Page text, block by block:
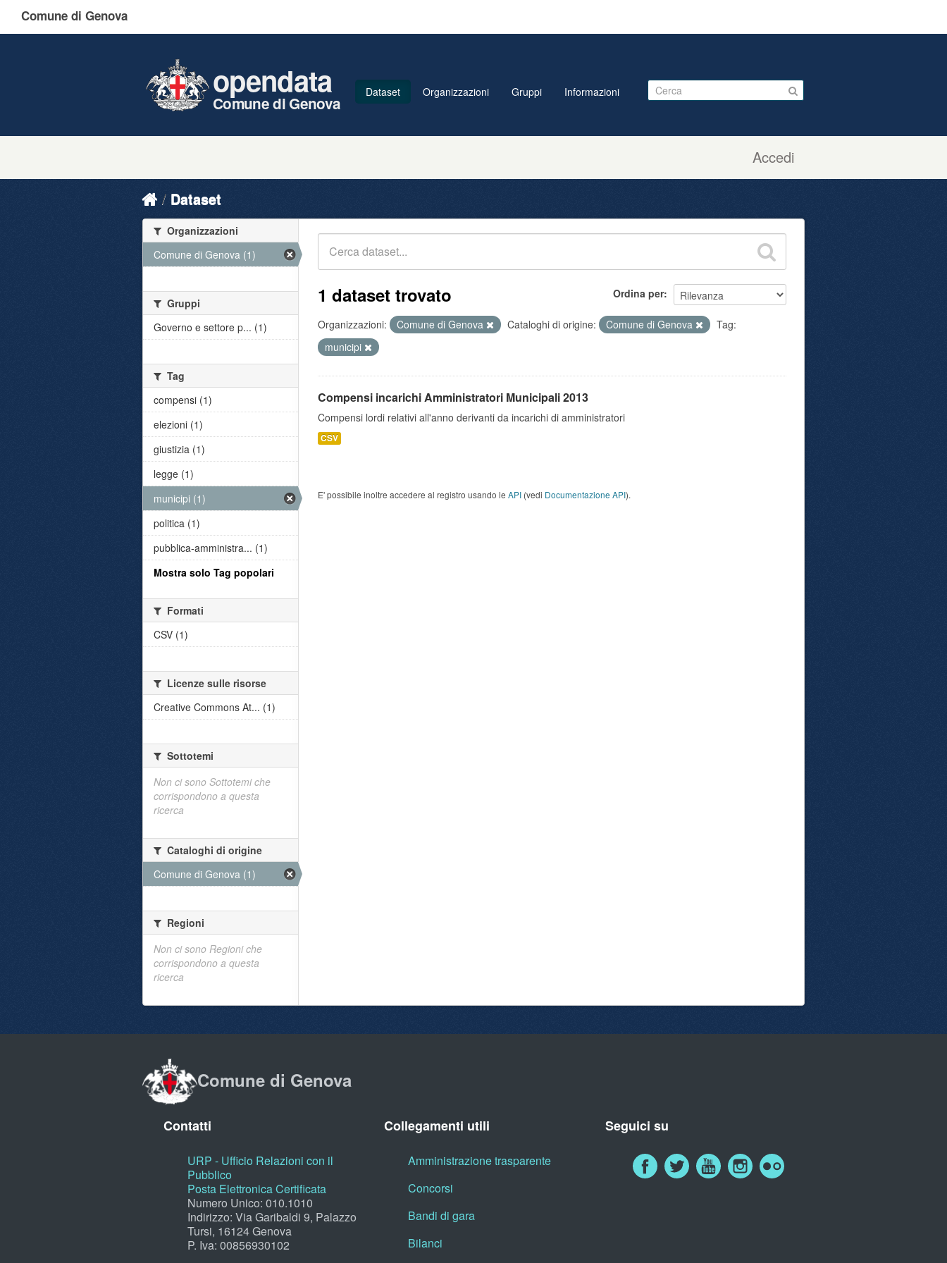
Comune di Genova
Accedi
opendata
Comune di Genova
Dataset Organizzazioni Gruppi Informazioni
Dataset
Ordina per
1 dataset trovato
Organizzazioni: Comune di Genova Cataloghi di origine: Comune di Genova
Tag:
municipi
Compensi incarichi Amministratori Municipali 2013
Compensi lordi relativi all'anno derivanti da incarichi di amministratori
CSV
E' possibile inoltre accedere al registro usando le API (vedi Documentazione API).
Organizzazioni
Comune di Genova (1)
Gruppi
Governo e settore p... (1)
Tag
compensi (1)
elezioni (1)
giustizia (1)
legge (1)
municipi (1)
politica (1)
pubblica-amministra... (1)
Mostra solo Tag popolari
Formati
CSV (1)
Licenze sulle risorse
Creative Commons At... (1)
Sottotemi
Non ci sono Sottotemi che
corrispondono a questa
ricerca
Cataloghi di origine
Comune di Genova (1)
Regioni
Non ci sono Regioni che
corrispondono a questa
ricerca
Comune di Genova
Contatti
URP - Ufficio Relazioni con il
Pubblico
Posta Elettronica Certificata
Numero Unico: 010.1010
Indirizzo: Via Garibaldi 9, Palazzo
Tursi, 16124 Genova
P. Iva: 00856930102
Collegamenti utili
Amministrazione trasparente
Concorsi
Bandi di gara
Bilanci
Seguici su